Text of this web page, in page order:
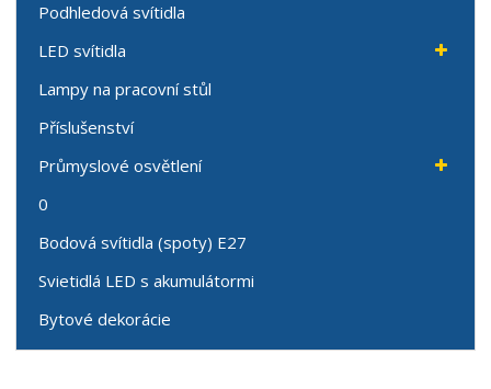
Podhledová svítidla
LED svítidla
Lampy na pracovní stůl
Příslušenství
Průmyslové osvětlení
0
Bodová svítidla (spoty) E27
Svietidlá LED s akumulátormi
Bytové dekorácie